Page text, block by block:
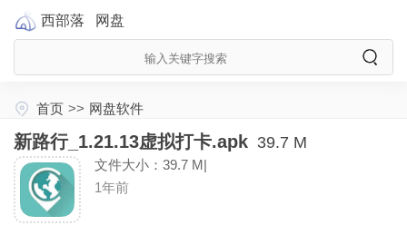
西部落 网盘
首页 >> 网盘软件
新路行_1.21.13虚拟打卡.apk 39.7 M
文件大小：39.7 M|
1年前